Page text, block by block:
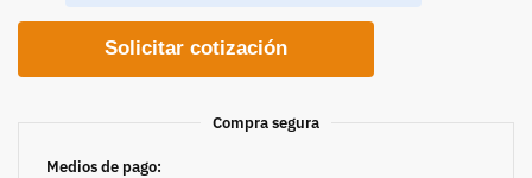
Solicitar cotización
Compra segura
Medios de pago: